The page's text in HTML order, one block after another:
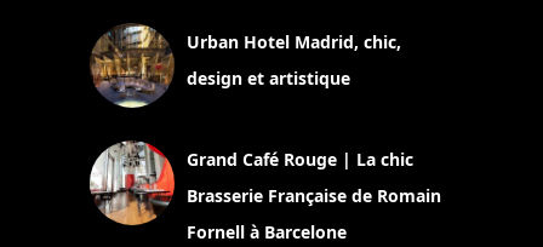
Urban Hotel Madrid, chic,
design et artistique
Grand Café Rouge | La chic
Brasserie Française de Romain
Fornell à Barcelone